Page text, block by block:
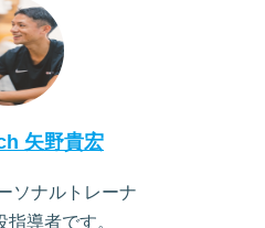
矢野貴宏
ソナルトレーナ
導者です。